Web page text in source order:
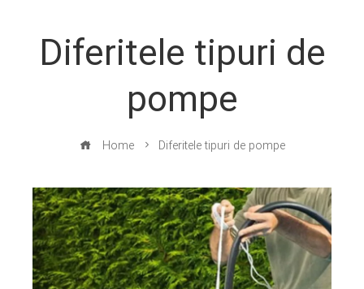
Diferitele tipuri de
pompe
Home Diferitele tipuri de pompe